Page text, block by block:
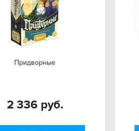
Придворные
2 336 руб.